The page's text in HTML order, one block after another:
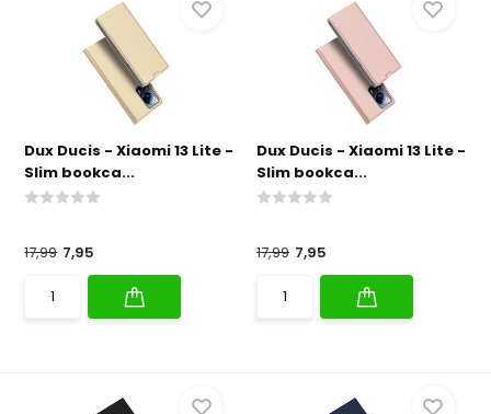
Dux Ducis - Xiaomi 13 Lite -
Slim bookca...
17,99 7,95
Dux Ducis - Xiaomi 13 Lite -
Slim bookca...
17,99 7,95